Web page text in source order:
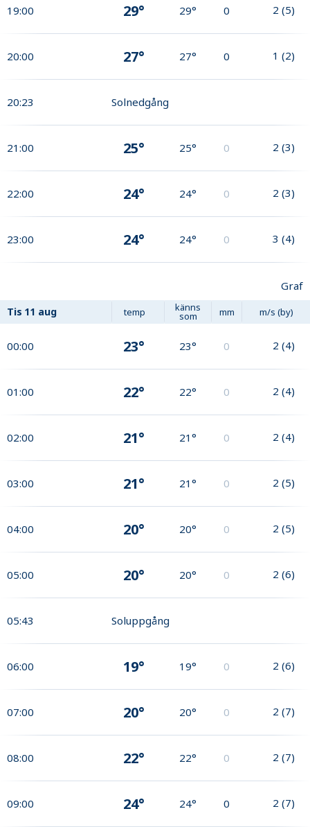
19:00 29° 29° 0 2 (5)
20:00 27° 27° 0 1 (2)
20:23 Solnedgång
21:00 25° 25° 0 2 (3)
22:00 24° 24° 0 2 (3)
23:00 24° 24° 0 3 (4)
Graf
Tis 11 aug temp känns
som mm m/s (by)
00:00 23° 23° 0 2 (4)
01:00 22° 22° 0 2 (4)
02:00 21° 21° 0 2 (4)
03:00 21° 21° 0 2 (5)
04:00 20° 20° 0 2 (5)
05:00 20° 20° 0 2 (6)
05:43 Soluppgång
06:00 19° 19° 0 2 (6)
07:00 20° 20° 0 2 (7)
08:00 22° 22° 0 2 (7)
09:00 24° 24° 0 2 (7)